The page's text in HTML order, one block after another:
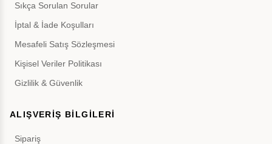
Sıkça Sorulan Sorular
İptal & İade Koşulları
Mesafeli Satış Sözleşmesi
Kişisel Veriler Politikası
Gizlilik & Güvenlik
ALIŞVERİŞ BİLGİLERİ
Sipariş